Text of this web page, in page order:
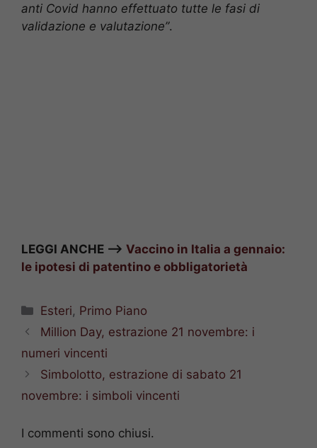
anti Covid hanno effettuato tutte le fasi di
validazione e valutazione”.
LEGGI ANCHE –> Vaccino in Italia a gennaio:
le ipotesi di patentino e obbligatorietà
Categorie
Esteri, Primo Piano
Million Day, estrazione 21 novembre: i
numeri vincenti
Simbolotto, estrazione di sabato 21
novembre: i simboli vincenti
I commenti sono chiusi.